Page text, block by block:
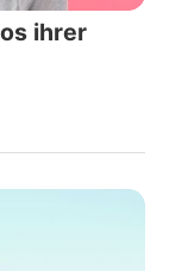
ihrer